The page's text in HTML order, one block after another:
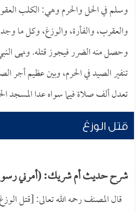
وسلم في الحل والحرم وهي: الكلب
والعقرب، والفأرة، والوزغ، وكل ما
وحصل منه الضرر فيجوز قتله. ونهى
تنفير الصيد في الحرم، وبين عظيم أجر
تعدل ألف صلاة فيما سواه عدا المسجد
قتل الوزغ
شرح حديث أم شريك: (أمرني رسول
قال المصنف رحمه الله تعالى: [قتل